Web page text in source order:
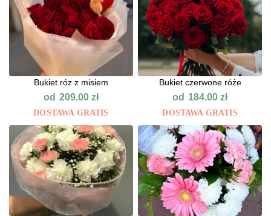
Bukiet róz z misiem
od 209.00 zł
DOSTAWA GRATIS
Bukiet czerwone róże
od 184.00zł
DOSTAWA GRATIS